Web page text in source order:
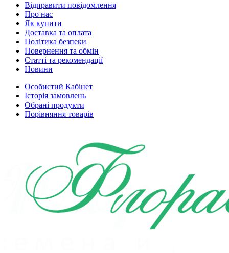
Відправити повідомлення
Про нас
Як купити
Доставка та оплата
Політика безпеки
Повернення та обмін
Статті та рекомендації
Новини
Особистий Кабінет
Історія замовлень
Обрані продукти
Порівняння товарів